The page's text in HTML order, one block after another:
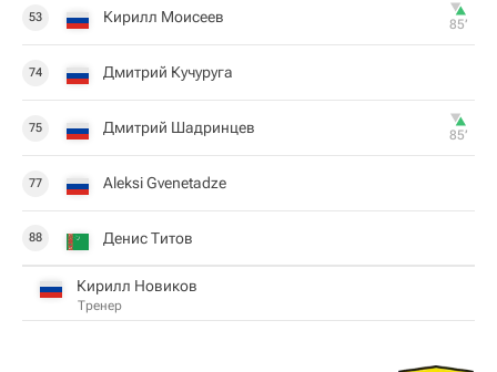
53 Кирилл Моисеев 85‎’‎
74 Дмитрий Кучуруга
75 Дмитрий Шадринцев 85‎’‎
77 Aleksi Gvenetadze
88 Денис Титов
Кирилл Новиков
Тренер